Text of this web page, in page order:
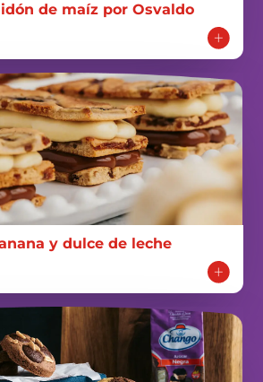
de maíz por Osvaldo
y dulce de leche